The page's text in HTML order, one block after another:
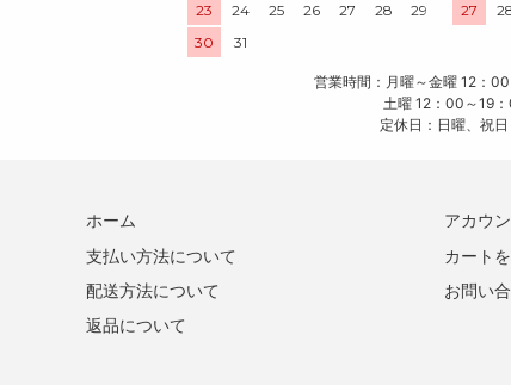
23
24 25 26 27 28
29
30
31
27
営業時間：月曜～金曜 12：
土曜 12：00～19
定休日：日曜、祝日
ホーム
支払い方法について
配送方法について
返品について
アカウ
カート
お問い